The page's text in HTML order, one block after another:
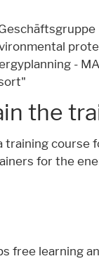
-
the
training
for the
free learning